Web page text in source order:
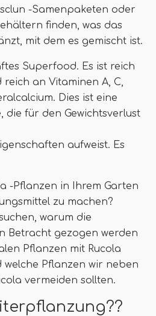
-Samenpaketen oder
finden, was das
mit dem es gemischt ist.
Superfood. Es ist reich
an Vitaminen A, C,
Dies ist eine
die für den Gewichtsverlust
aufweist. Es
-Pflanzen in Ihrem Garten
zu machen?
warum die
Betracht gezogen werden
Pflanzen mit Rucola
welche Pflanzen wir neben
vermeiden sollten.